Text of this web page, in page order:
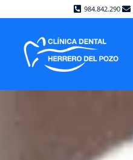
984.842.290